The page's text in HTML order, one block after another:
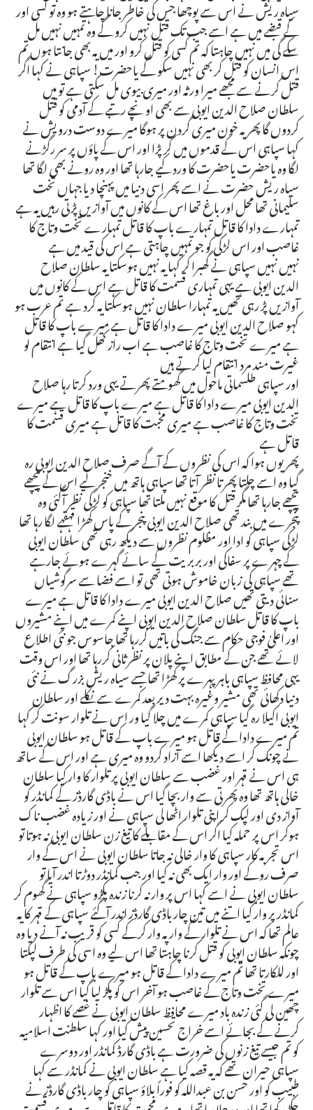
سیاہ ریش نے اس سے پوچھا جس کی خاطر جانا چاہتے ہو وہ تو کسی اور
کے قبضے میں ہے اسے جب تک قتل نہیں کرو گے وہ تمہیں نہیں مل
سکے گی میں نہیں چاہتا کہ تم کسی کو قتل کرو اور میں یہ بھی جانتا ہوں تم
اس انسان کو قتل کر بھی نہیں سکو گے یاحضرت! سپاہی نے کہا اگر
قتل کرنے سے مجھے میرا ورثہ اور میری بیوی مل سکتی ہے تو میں
سلطان صلاح الدین ایوبی سے بھی اونچے رتبے کے آدمی کو قتل
کردوں گا پھر یہ خون میری گردن پر ہوگا میرے دوست درویش نے
کہا سپاہی اس کے قدموں میں گر پڑا اور اس کے پاؤں پر سر رگڑنے
لگا وہ یاحضرت یاحضرت کا ورد کیے جارہا تھا اور وہ رونے بھی لگا تھا
سیاہ ریش حضرت نے اسے پھر اسی دنیا میں پہنچا دیا جہاں تخت
سلیمانی تھا محل اور باغ تھا اس کے کانوں میں آوازیں پڑتی رہیں یہ ہے
تمہارے دادا کا قاتل تمہارے باپ کا قاتل تمہارے تخت وتاج کا
غاصب اور اس لڑکی کو جو تمہیں چاہتی ہے اس کی قید میں ہے
نہیں نہیں سپاہی نے گھبرا کر کہا یہ نہیں ہوسکتا یہ سلطان صلاح
الدین ایوبی ہے یہی تمہاری قسمت کا قاتل ہے اس کے کانوں میں
آوازیں پڑ رہی تھیں یہ تمہارا سلطان نہیں ہوسکتا یہ کرد ہے تم عرب ہو
کہو صلاح الدین ایوبی میرے دادا کا قاتل ہے میرے باپ کا قاتل
ہے میرے تخت وتاج کا غاصب ہے اب راز کھل گیا ہے انتقام لو
غیرت مند مرد انتقام لیا کرتے ہیں
اور سپاہی طلسماتی ماحول میں گھومتے پھرتے یہی ورد کرتا رہا صلاح
الدین ایوبی میرے دادا کا قاتل ہے میرے باپ کا قاتل ہے میرے
تخت وتاج کا غاصب ہے میری محبت کا قاتل ہے میری قسمت کا
قاتل ہے
پھر یوں ہوا کہ اس کی نظروں کے آگے صرف صلاح الدین ایوبی رہ
گیا وہ اسے چلتا پھرتا نظر آتا تھا سپاہی ہاتھ میں خنجر لیے اس کے پیچھے
پیچھے جارہا تھا مگر قتل کا موقع نہیں ملتا تھا سپاہی کو لڑکی نظر آگئی وہ
پنجرے میں بند تھی صلاح الدین ایوبی پنجر کے پاس کھڑا قہقہے لگا رہا تھا
لڑکی سپاہی کو ادا اور مظلوم نظروں سے دیکھ رہی تھی سلطان ایوبی
کے چہرے پر سفاکی اور بربریت کے سائے گہرے ہوئے جارہے
تھے سپاہی کی زبان خاموش ہوتی تھی تو اسے فضا سے سرگوشیاں
سنائی دیتی تھیں صلاح الدین ایوبی میرے دادا کا قاتل ہے میرے
باپ کا قاتل سلطان صلاح الدین ایوبی اپنے کمرے میں اپنے مشیروں
اور اعلیٰ فوجی حکام سے جنگ کی باتیں کررہا تھا جاسوس جو نئی اطلاع
لائے تھے جن کے مطابق اپنے پلان پر نظرثانی کررہا تھا اور اس وقت
یہی محافظ سپاہی باہر پہرے پر کھڑا تھا جسے سیاہ ریش بزرگ نے نئی
دنیا دکھائی تھی مشیر وغیرہ بہت دیر بعد کمرے سے نکلے اور سلطان
ایوبی اکیلا رہ گیا سپاہی کمرے میں چلا گیا ور اس نے تلوار سونت کر کہا
تم میرے دادا کے قاتل ہو میرے باپ کے قاتل ہو سلطان ایوبی
نے چونک کر اسے دیکھا اسے آزاد کردو وہ میری ہے اور اس کے ساتھ
ہی اس نے قہر اور غضب سے سلطان ایوبی پر تلوار کا وار کیا سلطان
خالی ہاتھ تھا وہ پھرتی سے وار بچا گیا اس نے باڈی گارڈز کے کمانڈر کو
آواز دی اور لپک کر اپنی تلوار اٹھا لی سپاہی نے اور زیادہ غضب ناک
ہوکر اس پر حملہ کیا اگر اس کے مقابلے کا تیغ زن سلطان ایوبی نہ ہوتا تو
اس تجربہ کار سپاہی کا وار خالی نہ جاتا سلطان ایوبی نے اس کے وار
صرف روکے اور وار ایک بھی نہ کیا اور جب کمانڈر دوڑتا اندر آیا تو
سلطان ایوبی نے اسے کہا اس پر وار نہ کرنا زندہ پکڑو سپاہی نے گھوم کر
کمانڈر پر وار کیا اتنے میں تین چار باڈی گارڈز اندر آگئے سپاہی کے قہر کا یہ
عالم تھا کہ اس نے تلوار کے وار پہ وار کرکے کسی کو قریب نہ آنے دیا وہ
چونکہ سلطان ایوبی کو قتل کرنا چاہتا تھا اس لیے وہ اسی کی طرف لپکتا
اور للکارتا تھا تم میرے دادا کے قاتل ہو میرے باپ کے قاتل ہو
میرے تخت وتاج کے غاصب ہو آخر اس کو پکڑ لیا گیا اس سے تلوار
چھین لی گئی زندہ باد میرے محافظ سلطان ایوبی نے غصے کا اظہار
کرنے کے بجائے اسے خراج تحسین پیش کیا اور کہا سلطنت اسلامیہ
کو تم جیسے تیغ زنوں کی ضرورت ہے باڈی گارڈ کمانڈر اور دوسرے
سپاہی حیران تھے کہ یہ قصہ کیا ہے سلطان ایوبی نے کمانڈر سے کہا
طبیب کو اور حسن بن عبداللہ کو فوراً بلاؤ سپاہی کو چار باڈی گارڈز نے